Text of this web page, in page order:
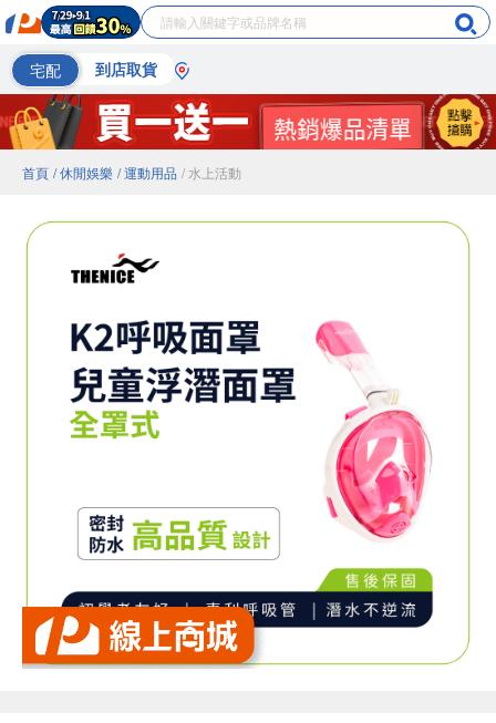
宅配 到店取貨
首頁 / 休閒娛樂 / 運動用品 / 水上活動